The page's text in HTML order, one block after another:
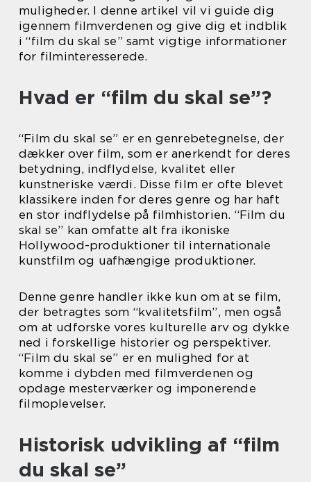
muligheder. I denne artikel vil vi guide dig
igennem filmverdenen og give dig et indblik
i “film du skal se” samt vigtige informationer
for filminteresserede.
Hvad er “film du skal se”?
“Film du skal se” er en genrebetegnelse, der
dækker over film, som er anerkendt for deres
betydning, indflydelse, kvalitet eller
kunstneriske værdi. Disse film er ofte blevet
klassikere inden for deres genre og har haft
en stor indflydelse på filmhistorien. “Film du
skal se” kan omfatte alt fra ikoniske
Hollywood-produktioner til internationale
kunstfilm og uafhængige produktioner.
Denne genre handler ikke kun om at se film,
der betragtes som “kvalitetsfilm”, men også
om at udforske vores kulturelle arv og dykke
ned i forskellige historier og perspektiver.
“Film du skal se” er en mulighed for at
komme i dybden med filmverdenen og
opdage mesterværker og imponerende
filmoplevelser.
Historisk udvikling af “film
du skal se”